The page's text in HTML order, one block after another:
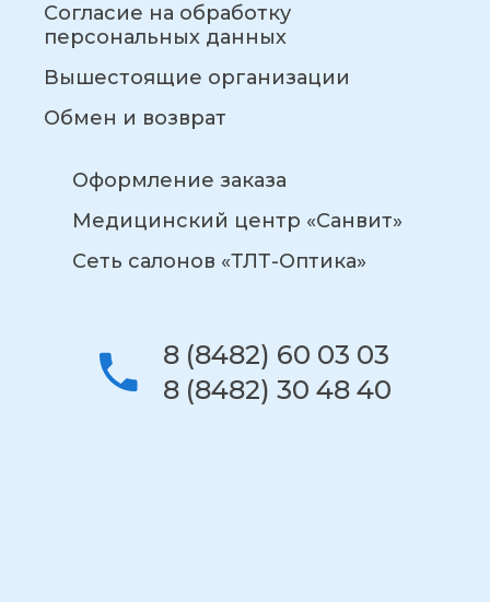
Согласие на обработку
персональных данных
Вышестоящие организации
Обмен и возврат
Оформление заказа
Медицинский центр «Санвит»
Сеть салонов «ТЛТ-Оптика»
8 (8482) 60 03 03
8 (8482) 30 48 40